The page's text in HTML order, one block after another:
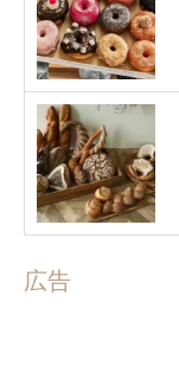
広告